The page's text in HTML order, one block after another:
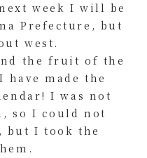
week I will be
Prefecture, but
west.
the fruit of the
made the
I was not
so I could not
but I took the